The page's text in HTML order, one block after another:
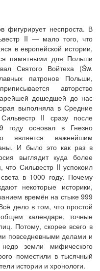
фигурирует неспроста. В
II — мало того, что
в европейской истории,
памятными для Польши
Святого Войтеха (Św.
патронов Польши,
авторство
дошедшей до нас
выполняла в Средние
II сразу после
году основал в Гнезно
является важнейшим
И было это как раз в
выглядит куда более
что Сильвестр II успокоил
в 1000 году. Почему
некоторые историки,
времён на стыке 999
дело в том, что простой
календаре, точные
Потому, скорее всего в
повседневными делами и
земли мифического
поместили в тысячный
истории и хронологи.